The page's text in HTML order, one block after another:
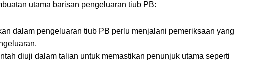
utama barisan pengeluaran tiub PB:
dalam pengeluaran tiub PB perlu menjalani pemeriksaan yang
diuji dalam talian untuk memastikan penunjuk utama seperti